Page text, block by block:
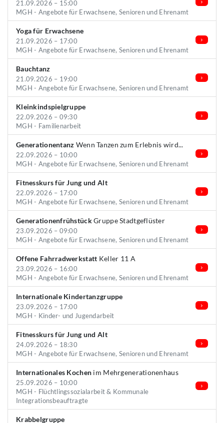
21.09.2026 – 15:00
MGH - Angebote für Erwachsene, Senioren und Ehrenamt
Yoga für Erwachsene
21.09.2026 – 17:00
MGH - Angebote für Erwachsene, Senioren und Ehrenamt
Bauchtanz
21.09.2026 – 19:00
MGH - Angebote für Erwachsene, Senioren und Ehrenamt
Kleinkindspielgruppe
22.09.2026 – 09:30
MGH - Familienarbeit
Generationentanz Wenn Tanzen zum Erlebnis wird...
22.09.2026 – 10:00
MGH - Angebote für Erwachsene, Senioren und Ehrenamt
Fitnesskurs für Jung und Alt
22.09.2026 – 17:00
MGH - Angebote für Erwachsene, Senioren und Ehrenamt
GenerationenfrühstückGruppe Stadtgeflüster
23.09.2026 – 09:00
MGH - Angebote für Erwachsene, Senioren und Ehrenamt
Offene Fahrradwerkstatt Keller 11 A
23.09.2026 – 16:00
MGH - Angebote für Erwachsene, Senioren und Ehrenamt
Internationale Kindertanzgruppe
23.09.2026 – 17:00
MGH - Kinder- und Jugendarbeit
Fitnesskurs für Jung und Alt
24.09.2026 – 18:30
MGH - Angebote für Erwachsene, Senioren und Ehrenamt
Internationales Kochen im Mehrgenerationenhaus
25.09.2026 – 10:00
MGH - Flüchtlingssozialarbeit & Kommunale
Integrationsbeauftragte
Krabbelgruppe